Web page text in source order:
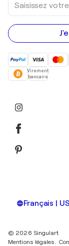
votre
adresse
e-
mail
Virement
bancaire
Français |
© 2026 Singulart
Mentions légales.